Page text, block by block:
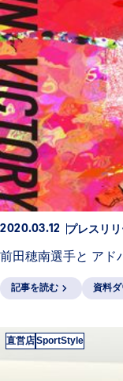
2020.03.12 プレスリ
前田穂南選手と アド
記事を読む 資料
直営店SportStyle